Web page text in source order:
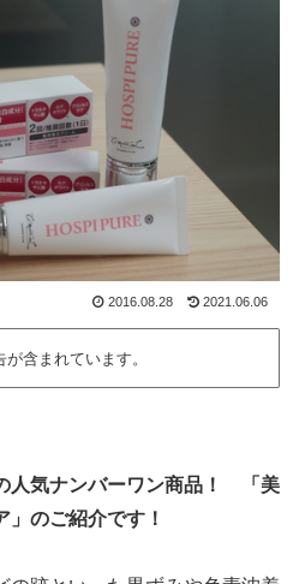
2016.08.28 2021.06.06
含まれています。
人気ナンバーワン商品！ 「美
」のご紹介です！